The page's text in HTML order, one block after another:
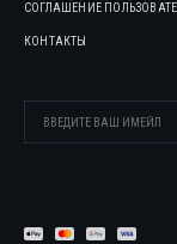
СОГЛАШЕНИЕ
КОНТАКТЫ